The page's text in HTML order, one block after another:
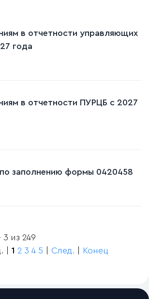
в отчетности управляющих
года
в отчетности ПУРЦБ с 2027
заполнению формы 0420458
из 249
| 1 2 3 4 5 След. Конец